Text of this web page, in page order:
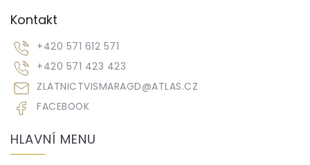
Kontakt
ZLATNICTVISMARAGD@ATLAS.CZ
+420 571 612 571
+420 571 423 423
FACEBOOK
HLAVNÍ MENU